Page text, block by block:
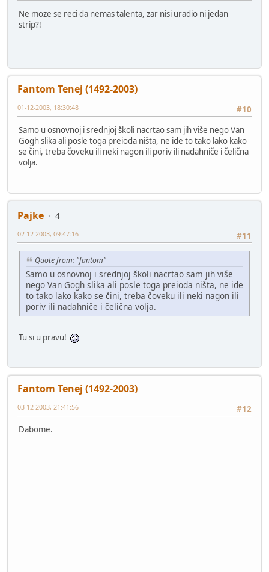
Ne moze se reci da nemas talenta, zar nisi uradio ni jedan
strip?!
Fantom Tenej (1492-2003)
#10
01-12-2003, 18:30:48
Samo u osnovnoj i srednjoj školi nacrtao sam jih više nego Van
Gogh slika ali posle toga preioda ništa, ne ide to tako lako kako
se čini, treba čoveku ili neki nagon ili poriv ili nadahniče i čelična
volja.
Pajke
4
#11
02-12-2003, 09:47:16
Quote from: "fantom"
Samo u osnovnoj i srednjoj školi nacrtao sam jih više
nego Van Gogh slika ali posle toga preioda ništa, ne ide
to tako lako kako se čini, treba čoveku ili neki nagon ili
poriv ili nadahniče i čelična volja.
Tu si u pravu!
Fantom Tenej (1492-2003)
#12
03-12-2003, 21:41:56
Dabome.